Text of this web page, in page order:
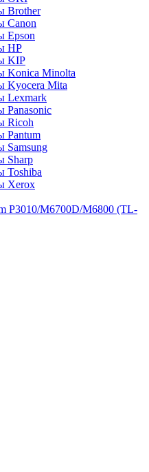
Brother
Canon
Epson
HP
KIP
Konica Minolta
Kyocera Mita
Lexmark
Panasonic
Ricoh
Pantum
Samsung
Sharp
Toshiba
Xerox
P3010/M6700D/M6800 (TL-